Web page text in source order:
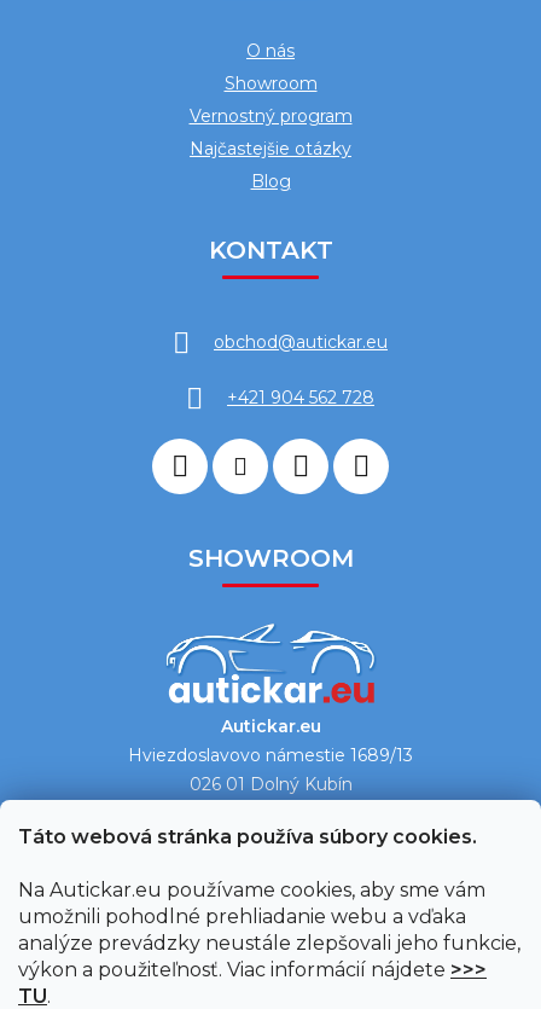
Táto webová stránka používa súbory cookies.
Na Autickar.eu používame cookies, aby sme vám
umožnili pohodlné prehliadanie webu a vďaka
analýze prevádzky neustále zlepšovali jeho funkcie,
výkon a použiteľnosť. Viac informácií nájdete >>>
TU.
O nás
Showroom
Vernostný program
Najčastejšie otázky
Blog
KONTAKT
obchod@autickar.eu
+421 904 562 728
SHOWROOM
Autickar.eu
Hviezdoslavovo námestie 1689/13
026 01 Dolný Kubín
Ukázať na mape →